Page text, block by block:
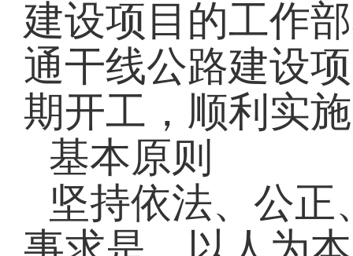
建设项目的工作
通干线公路建设
期开工，顺利实
基本原则
坚持依法、公